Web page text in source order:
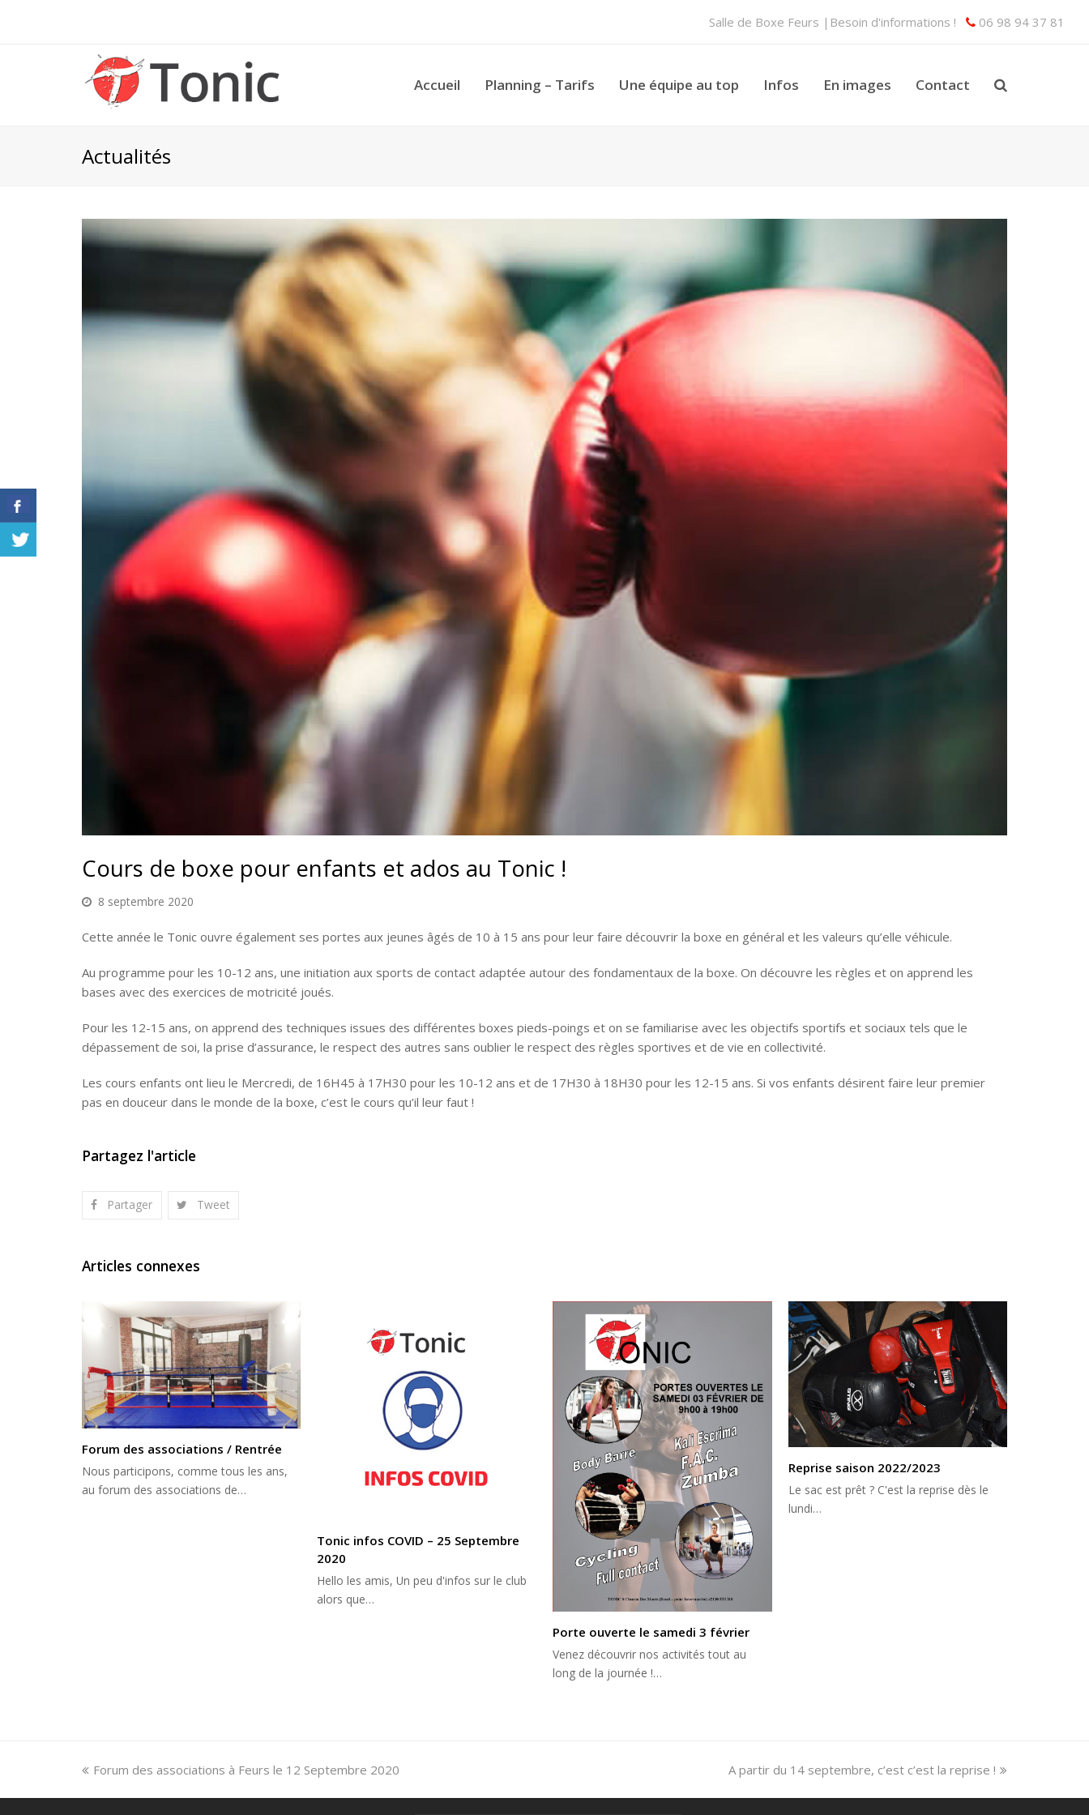
Salle de Boxe Feurs |Besoin d'informations ! 06 98 94 37 81
Accueil Planning – Tarifs Une équipe au top Infos En images Contact
Actualités
Cours de boxe pour enfants et ados au Tonic !
8 septembre 2020
Cette année le Tonic ouvre également ses portes aux jeunes âgés de 10 à 15 ans pour leur faire découvrir la boxe en général et les valeurs qu’elle véhicule.
Au programme pour les 10-12 ans, une initiation aux sports de contact adaptée autour des fondamentaux de la boxe. On découvre les règles et on apprend les
bases avec des exercices de motricité joués.
Pour les 12-15 ans, on apprend des techniques issues des différentes boxes pieds-poings et on se familiarise avec les objectifs sportifs et sociaux tels que le
dépassement de soi, la prise d’assurance, le respect des autres sans oublier le respect des règles sportives et de vie en collectivité.
Les cours enfants ont lieu le Mercredi, de 16H45 à 17H30 pour les 10-12 ans et de 17H30 à 18H30 pour les 12-15 ans. Si vos enfants désirent faire leur premier
pas en douceur dans le monde de la boxe, c’est le cours qu’il leur faut !
Partagez l'article
Partager Tweet
Articles connexes
Forum des associations / Rentrée
Nous participons, comme tous les ans,
au forum des associations de…
Tonic infos COVID – 25 Septembre
2020
Hello les amis, Un peu d'infos sur le club
alors que…
Porte ouverte le samedi 3 février
Venez découvrir nos activités tout au
long de la journée !…
Reprise saison 2022/2023
Le sac est prêt ? C'est la reprise dès le
lundi…
previous
Forum des associations à Feurs le 12 Septembre 2020
next
A partir du 14 septembre, c’est c’est la reprise !